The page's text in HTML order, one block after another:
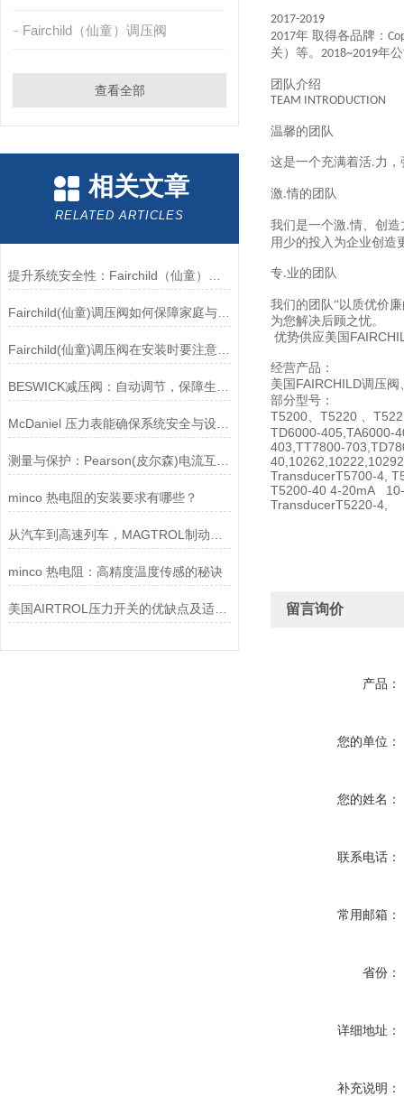
Fairchild（仙童）调压阀
查看全部
相关文章
RELATED ARTICLES
Fairchild(仙童)调压阀如何保障家庭与工业安全？
Fairchild(仙童)调压阀在安装时要注意有哪些需要注意的地方？
McDaniel 压力表能确保系统安全与设备寿命延长
minco 热电阻的安装要求有哪些？
minco 热电阻：高精度温度传感的秘诀
美国AIRTROL压力开关的优缺点及适用范围讲解
2017-2019
2017年 取得各品牌：
关）等。 2018~2019年
团队介绍
TEAM INTRODUCTION
温馨的团队
这是一个充满着活.力，
激.情的团队
我们是一个激.情、创造
用少的投入为企业创造
专.业的团队
我们的团队“以质优价
为您解决后顾之忧。
优势供应美国
经营产品：
美国FAIRCHILD调压
部分型号：
T5200、T5220 、
TD6000-405,TA6000-
403,TT7800-
TransducerT5700-4,
T5200-40 4-20mA
TransducerT5220-4,
留言询价
产品：
您的单位：
您的姓名：
联系电话：
常用邮箱：
省份：
详细地址：
补充说明：